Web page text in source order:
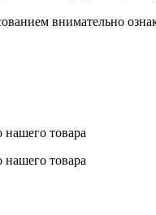
внимательно
нашего товара
нашего товара